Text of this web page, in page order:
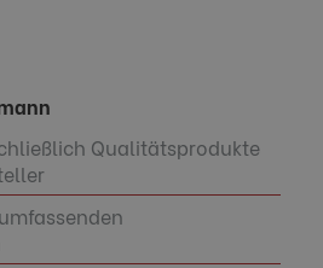
Qualitätsprodukte